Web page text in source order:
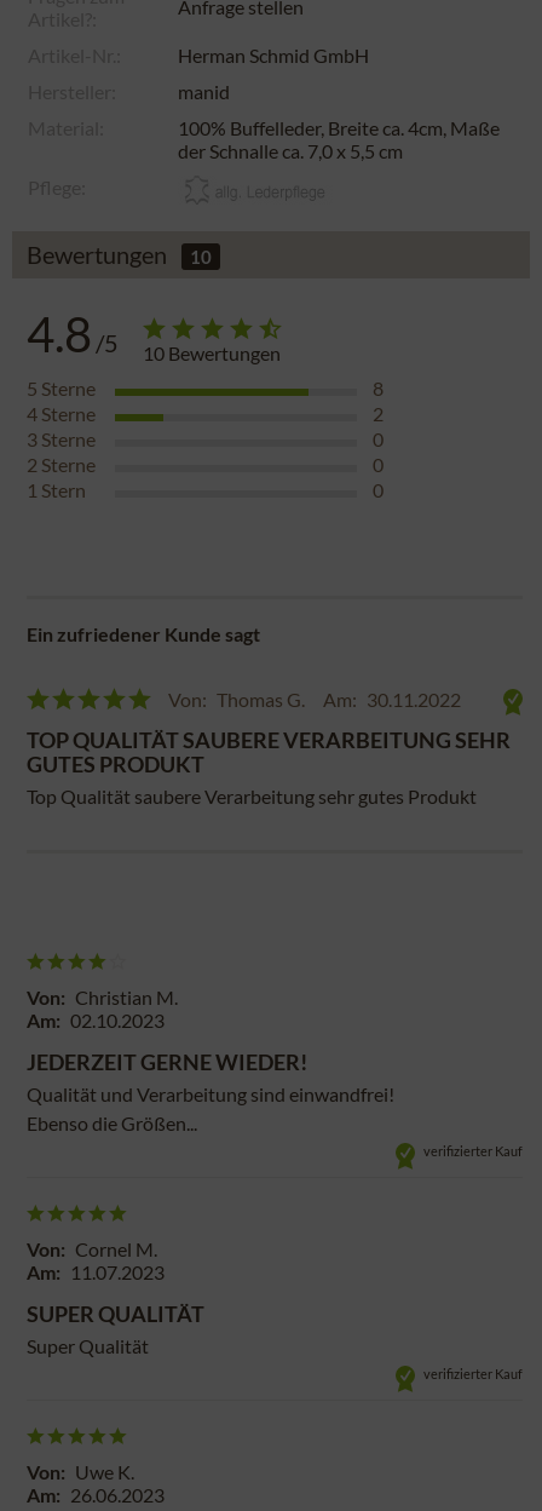
Anfrage stellen
Herman Schmid GmbH
manid
100% Buffelleder, Breite ca. 4cm, Maße
der Schnalle ca. 7,0 x 5,5 cm
Bewertungen 10
4.8 /5 10 Bewertungen
5 Sterne
8
4 Sterne
2
3 Sterne
0
2 Sterne
0
1 Stern 0
Ein zufriedener Kunde sagt
Von: Thomas G. Am: 30.11.2022
TOP QUALITÄT SAUBERE VERARBEITUNG SEHR
GUTES PRODUKT
Top Qualität saubere Verarbeitung sehr gutes Produkt
Von: Christian M.
Am: 02.10.2023
JEDERZEIT GERNE WIEDER!
Qualität und Verarbeitung sind einwandfrei!
Ebenso die Größen...
verifizierter Kauf
Von: Cornel M.
Am: 11.07.2023
SUPER QUALITÄT
Super Qualität
verifizierter Kauf
Von: Uwe K.
Am: 26.06.2023